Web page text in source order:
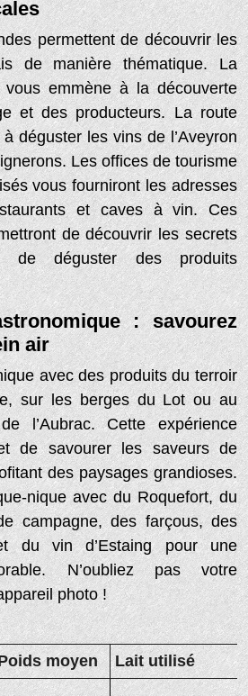
permettent de découvrir les
de manière thématique. La
emmène à la découverte
et des producteurs. La route
déguster les vins de l’Aveyron
Les offices de tourisme
vous fourniront les adresses
et caves à vin. Ces
de découvrir les secrets
de déguster des produits
: savourez
air
avec des produits du terroir
sur les berges du Lot ou au
l’Aubrac. Cette expérience
de savourer les saveurs de
des paysages grandioses.
nique avec du Roquefort, du
campagne, des farçous, des
du vin d’Estaing pour une
N’oubliez pas votre
photo !
moyen Lait utilisé